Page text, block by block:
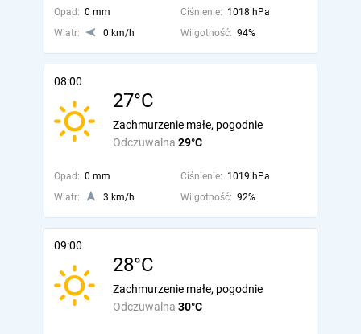
Opad: 0 mm Ciśnienie: 1018 hPa
Wiatr:
0 km/h Wilgotność: 94%
08:00
27°C
Odczuwalna 29°C
Zachmurzenie małe, pogodnie
Opad: 0 mm Ciśnienie: 1019 hPa
Wiatr:
3 km/h Wilgotność: 92%
09:00
28°C
Odczuwalna 30°C
Zachmurzenie małe, pogodnie